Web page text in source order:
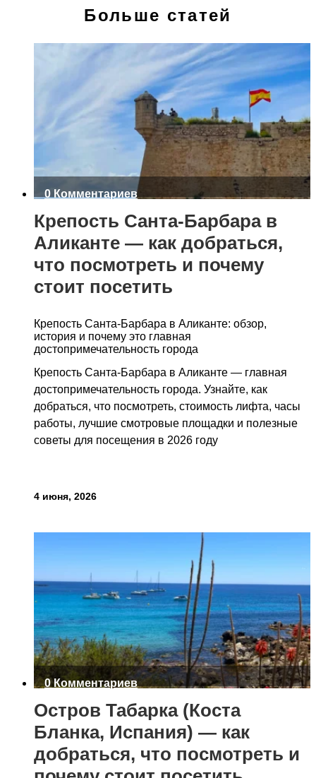
Больше статей
0 Комментариев
Крепость Санта-Барбара в
Аликанте — как добраться,
что посмотреть и почему
стоит посетить
Крепость Санта-Барбара в Аликанте: обзор,
история и почему это главная
достопримечательность города
Крепость Санта-Барбара в Аликанте — главная
достопримечательность города. Узнайте, как
добраться, что посмотреть, стоимость лифта, часы
работы, лучшие смотровые площадки и полезные
советы для посещения в 2026 году
4 июня, 2026
0 Комментариев
Остров Табарка (Коста
Бланка, Испания) — как
добраться, что посмотреть и